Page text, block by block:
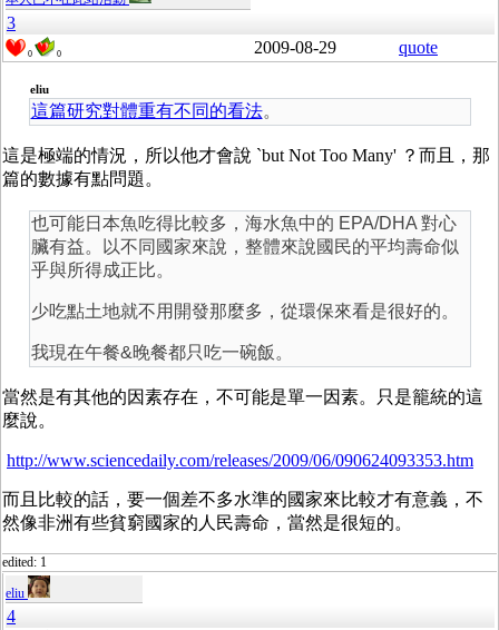
3
0 0 2009-08-29 quote
eliu
這篇研究對體重有不同的看法。
這是極端的情況，所以他才會說 `but Not Too Many' ？而且，那
篇的數據有點問題。
也可能日本魚吃得比較多，海水魚中的 EPA/DHA 對心
臟有益。以不同國家來說，整體來說國民的平均壽命似
乎與所得成正比。
少吃點土地就不用開發那麼多，從環保來看是很好的。
我現在午餐&晚餐都只吃一碗飯。
當然是有其他的因素存在，不可能是單一因素。只是籠統的這
麼說。
http://www.sciencedaily.com/releases/2009/06/090624093353.htm
而且比較的話，要一個差不多水準的國家來比較才有意義，不
然像非洲有些貧窮國家的人民壽命，當然是很短的。
edited: 1
eliu
4